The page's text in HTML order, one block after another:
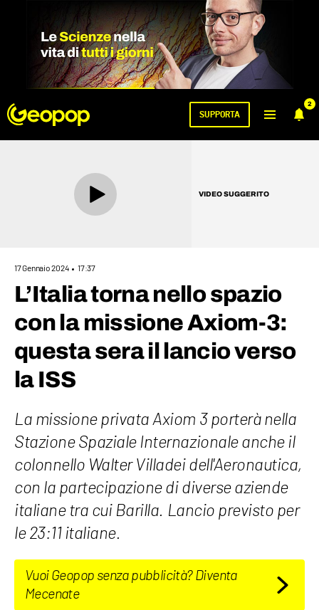
2
SUPPORTA
VIDEO SUGGERITO
17 Gennaio 2024 17:37
L’Italia torna nello spazio
con la missione Axiom-3:
questa sera il lancio verso
la ISS
La missione privata Axiom 3 porterà nella
Stazione Spaziale Internazionale anche il
colonnello Walter Villadei dell'Aeronautica,
con la partecipazione di diverse aziende
italiane tra cui Barilla. Lancio previsto per
le 23:11 italiane.
Vuoi Geopop senza pubblicità? Diventa
Mecenate